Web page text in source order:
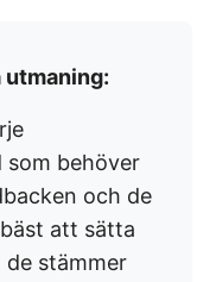
utmaning:
som behöver
och de
att sätta
de stämmer